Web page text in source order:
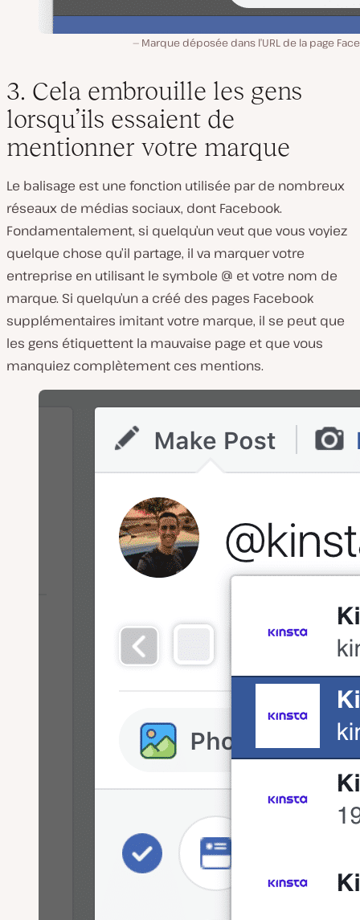
Marque déposée dans l’URL de la page
3. Cela embrouille les gens
lorsqu’ils essaient de
mentionner votre marque
Le balisage est une fonction utilisée par de nombreux
réseaux de médias sociaux, dont Facebook.
Fondamentalement, si quelqu’un veut que vous voyiez
quelque chose qu’il partage, il va marquer votre
entreprise en utilisant le symbole @ et votre nom de
marque. Si quelqu’un a créé des pages Facebook
supplémentaires imitant votre marque, il se peut que
les gens étiquettent la mauvaise page et que vous
manquiez complètement ces mentions.